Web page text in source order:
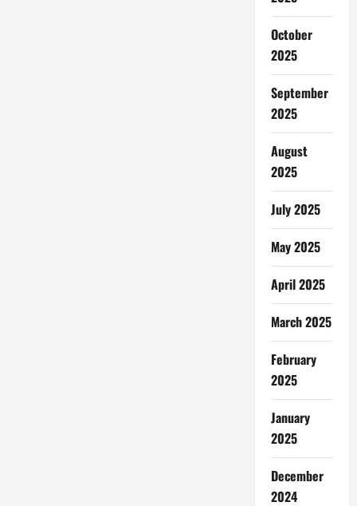
October
2025
September
2025
August
2025
July 2025
May 2025
April 2025
March 2025
February
2025
January
2025
December
2024